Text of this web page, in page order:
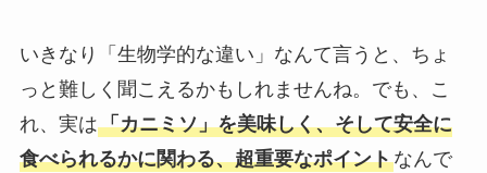
いきなり「生物学的な違い」なんて言うと、ちょ
っと難しく聞こえるかもしれませんね。でも、こ
れ、実は「カニミソ」を美味しく、そして安全に
食べられるかに関わる、超重要なポイントなんで